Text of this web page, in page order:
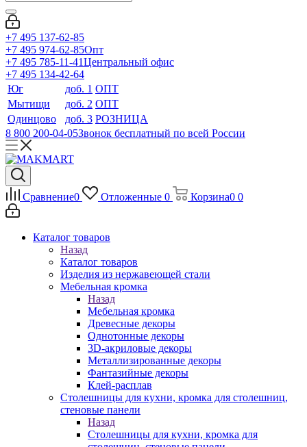
+7 495 137-62-85
+7 495 974-62-85Опт
+7 495 785-11-41Центральный офис
+7 495 134-42-64
Юг
доб. 1 ОПТ
Мытищи
доб. 2 ОПТ
Одинцово
доб. 3 РОЗНИЦА
8 800 200-04-05Звонок бесплатный по всей России
Сравнение0 Отложенные 0 Корзина0 0
Каталог товаров
Назад
Каталог товаров
Изделия из нержавеющей стали
Мебельная кромка
Назад
Мебельная кромка
Древесные декоры
Однотонные декоры
3D-акриловые декоры
Металлизированные декоры
Фантазийные декоры
Клей-расплав
Столешницы для кухни, кромка для столешниц,
стеновые панели
Назад
Столешницы для кухни, кромка для